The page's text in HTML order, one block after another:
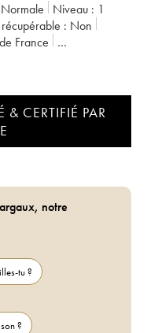
Niveau : 1
récupérable :
non
de France
& CERTIFIÉ PAR
notre
tu ?
?